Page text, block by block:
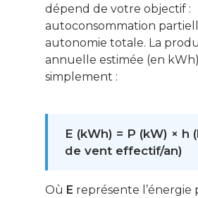
dépend de votre objectif :
autoconsommation
autonomie totale. La
annuelle estimée (en
simplement :
E (kWh) = P (kW) × h
de vent effectif/an)
Où E représente l’énergie